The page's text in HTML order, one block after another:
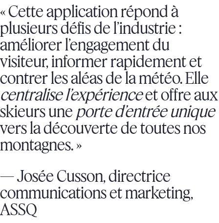
« Cette application répond à
plusieurs défis de l’industrie :
améliorer l’engagement du
visiteur, informer rapidement et
contrer les aléas de la météo. Elle
centralise l’expérienceet offre aux
skieurs une porte d’entrée unique
vers la découverte de toutes nos
montagnes. »
— Josée Cusson, directrice
communications et marketing,
ASSQ